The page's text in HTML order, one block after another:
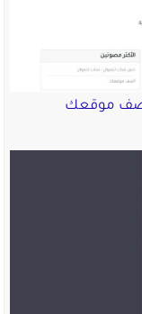
أضف موقعك